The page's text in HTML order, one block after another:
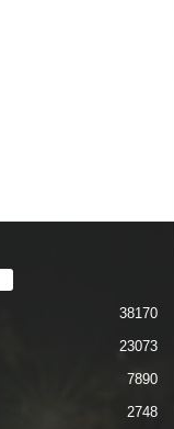
38170
23073
7890
2748